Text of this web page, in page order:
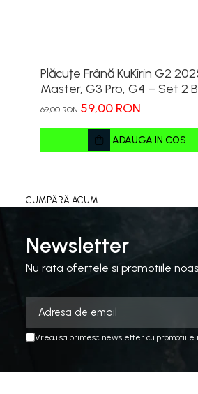
Plăcuțe Frână KuKirin G2
Master, G3 Pro, G4 – Set 2
(Față sau Spate) Premium
69,00 RON59,00 RON
ADAUGA IN COS
CUMPĂRĂ ACUM
Newsletter
Nu rata ofertele si promotiile
Vreau sa primesc newsletter cu promotiile